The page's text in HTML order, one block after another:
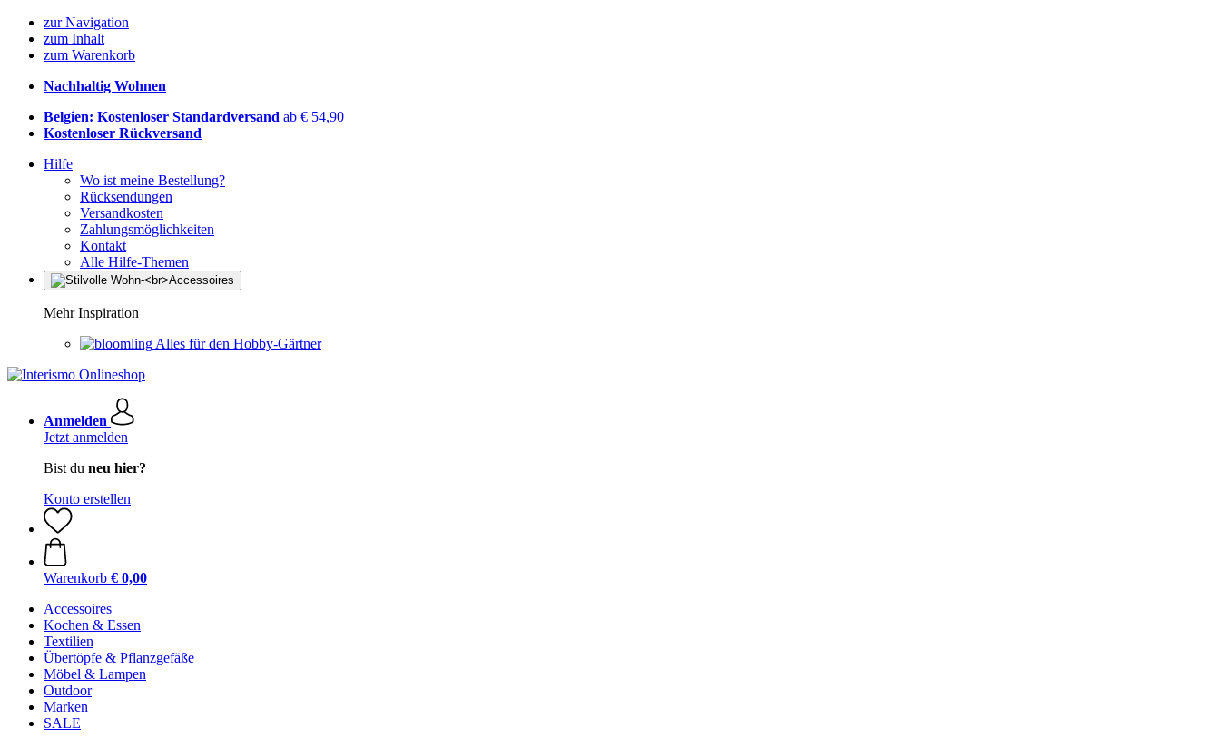
zur Navigation
zum Inhalt
zum Warenkorb
Nachhaltig Wohnen
Belgien: Kostenloser Standardversand ab € 54,90
Kostenloser Rückversand
Hilfe
Wo ist meine Bestellung?
Rücksendungen
Versandkosten
Zahlungsmöglichkeiten
Kontakt
Alle Hilfe-Themen
Mehr Inspiration
Alles für den Hobby-Gärtner
Anmelden
Jetzt anmelden
Bist du neu hier?
Konto erstellen
Warenkorb € 0,00
Accessoires
Kochen & Essen
Textilien
Übertöpfe & Pflanzgefäße
Möbel & Lampen
Outdoor
Marken
SALE